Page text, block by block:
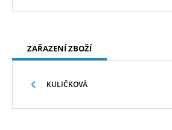
ZAŘAZENÍ ZBOŽÍ
KULIČKOVÁ